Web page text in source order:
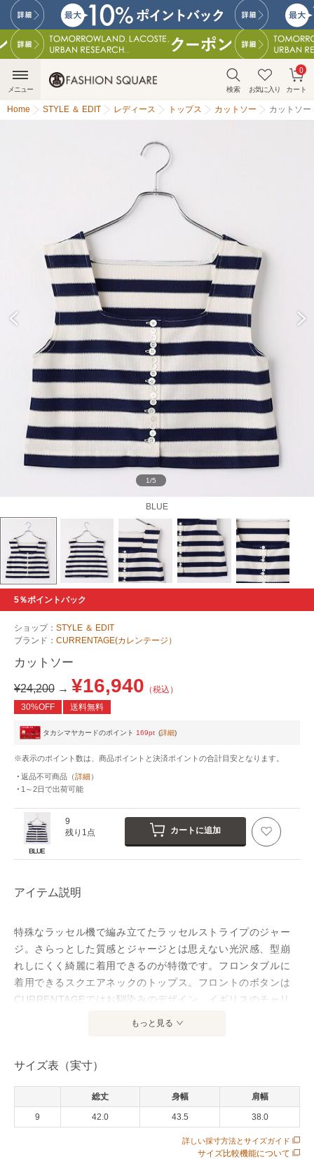
検索 お気に入り カート
0
メニュー
Home STYLE ＆ EDIT レディース トップス カットソー カットソー
BLUE
1/5
5％ポイントバック
ショップ： STYLE ＆ EDIT
ブランド： CURRENTAGE(カレンテージ）
カットソー
¥24,200 → ¥16,940 （税込）
30%OFF
送料無料
タカシマヤカードのポイント 169pt (詳細)
※表示のポイント数は、商品ポイントと決済ポイントの合計目安となります。
返品不可商品 （詳細）
1～2日で出荷可能
BLUE
9
残り1点
カートに追加
アイテム説明
特殊なラッセル機で編み立てたラッセルストライプのジャー
ジ。さらっとした質感とジャージとは思えない光沢感、型崩
れしにくく綺麗に着用できるのが特徴です。フロンタブルに
着用できるスクエアネックのトップス。フロントのボタンは
CURRENTAGEではお馴染みのデザイン、イギリスのチャリ
アイテム情報
送料無料
（税込5,000円以上ご購入で送料無料）
もっと見る
サイズ表（実寸）
総丈 身幅 肩幅
9 42.0 43.5 38.0
詳しい採寸方法とサイズガイド
サイズ比較機能について